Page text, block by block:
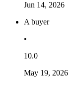
Jun 14, 2026
A buyer
•
10.0
May 19, 2026